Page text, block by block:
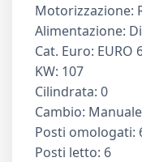
Motorizzazione:
Alimentazione:
Cat. Euro: EURO
KW: 107
Cilindrata: 0
Cambio: Manuale
Posti omologati:
Posti letto: 6